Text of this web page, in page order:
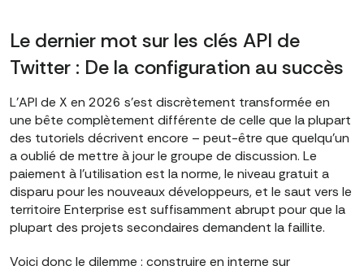
Le dernier mot sur les clés API de
Twitter : De la configuration au succès
L'API de X en 2026 s'est discrètement transformée en
une bête complètement différente de celle que la plupart
des tutoriels décrivent encore – peut-être que quelqu'un
a oublié de mettre à jour le groupe de discussion. Le
paiement à l'utilisation est la norme, le niveau gratuit a
disparu pour les nouveaux développeurs, et le saut vers le
territoire Enterprise est suffisamment abrupt pour que la
plupart des projets secondaires demandent la faillite.
Voici donc le dilemme : construire en interne sur